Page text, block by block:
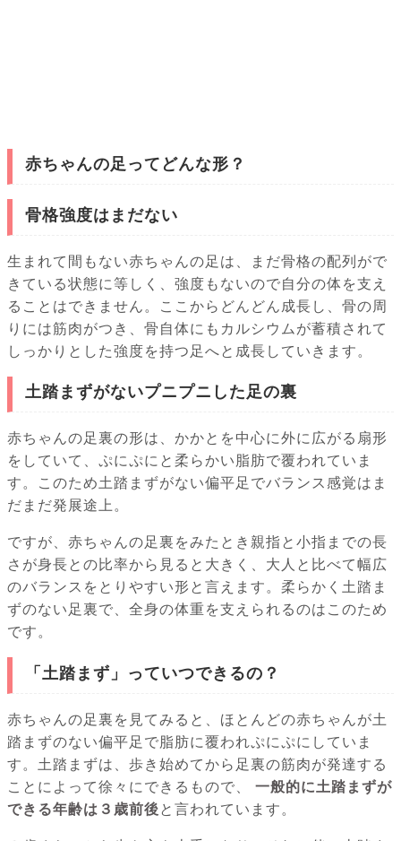
赤ちゃんの足ってどんな形？
骨格強度はまだない
生まれて間もない赤ちゃんの足は、まだ骨格の配列がで
きている状態に等しく、強度もないので自分の体を支え
ることはできません。ここからどんどん成長し、骨の周
りには筋肉がつき、骨自体にもカルシウムが蓄積されて
しっかりとした強度を持つ足へと成長していきます。
土踏まずがないプニプニした足の裏
赤ちゃんの足裏の形は、かかとを中心に外に広がる扇形
をしていて、ぷにぷにと柔らかい脂肪で覆われていま
す。このため土踏まずがない偏平足でバランス感覚はま
だまだ発展途上。
ですが、赤ちゃんの足裏をみたとき親指と小指までの長
さが身長との比率から見ると大きく、大人と比べて幅広
のバランスをとりやすい形と言えます。柔らかく土踏ま
ずのない足裏で、全身の体重を支えられるのはこのため
です。
「土踏まず」っていつできるの？
赤ちゃんの足裏を見てみると、ほとんどの赤ちゃんが土
踏まずのない偏平足で脂肪に覆われぷにぷにしていま
す。土踏まずは、歩き始めてから足裏の筋肉が発達する
ことによって徐々にできるもので、
一般的に土踏まずが
できる年齢は３歳前後と言われています。